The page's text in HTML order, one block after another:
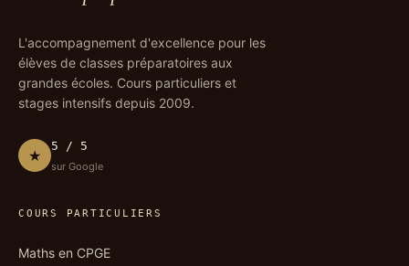
L'accompagnement d'excellence pour les
élèves de classes préparatoires aux
grandes écoles. Cours particuliers et
stages intensifs depuis 2009.
★
5 / 5
sur Google
COURS PARTICULIERS
Maths en CPGE